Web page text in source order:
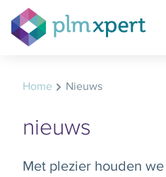
Home Nieuws
nieuws
Met plezier houden